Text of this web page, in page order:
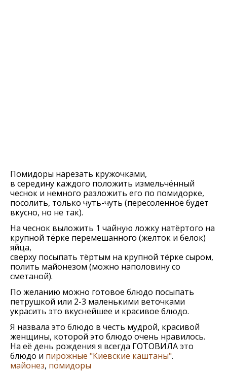
Помидоры нарезать кружочками,
в середину каждого положить измельчённый
чеснок и немного разложить его по помидорке,
посолить, только чуть-чуть (пересоленное будет
вкусно, но не так).
На чеснок выложить 1 чайную ложку натёртого на
крупной тёрке перемешанного (желток и белок)
яйца,
сверху посыпать тёртым на крупной тёрке сыром,
полить майонезом (можно наполовину со
сметаной).
По желанию можно готовое блюдо посыпать
петрушкой или 2-3 маленькими веточками
украсить это вкуснейшее и красивое блюдо.
Я назвала это блюдо в честь мудрой, красивой
женщины, которой это блюдо очень нравилось.
На её день рождения я всегда ГОТОВИЛА это
блюдо и пирожные "Киевские каштаны".
майонез, помидоры